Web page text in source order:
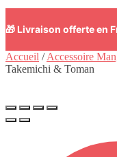
🎁 Livraison offerte en
Accueil /Accessoire
Takemichi & Toman